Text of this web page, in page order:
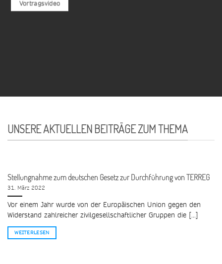
Vortragsvideo
UNSERE AKTUELLEN BEITRÄGE ZUM THEMA
Stellungnahme zum deutschen Gesetz zur Durchführung von TERREG
31. März 2022
Vor einem Jahr wurde von der Europäischen Union gegen den
Widerstand zahlreicher zivilgesellschaftlicher Gruppen die [...]
WEITERLESEN